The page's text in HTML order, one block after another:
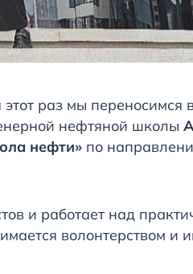
раз мы переносимся
нефтяной школы
нефти» по
и работает над
волонтерством и